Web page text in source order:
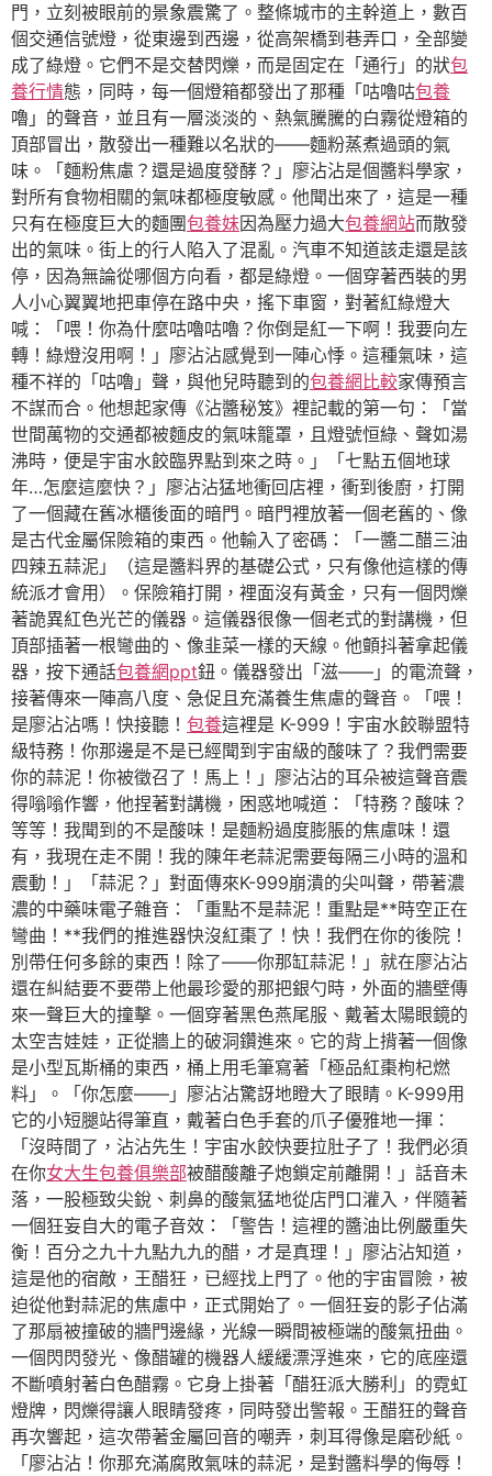
門，立刻被眼前的景象震驚了。整條城市的主幹道上，數百
個交通信號燈，從東邊到西邊，從高架橋到巷弄口，全部變
成了綠燈。它們不是交替閃爍，而是固定在「通行」的狀包
養行情態，同時，每一個燈箱都發出了那種「咕嚕咕包養
嚕」的聲音，並且有一層淡淡的、熱氣騰騰的白霧從燈箱的
頂部冒出，散發出一種難以名狀的——麵粉蒸煮過頭的氣
味。「麵粉焦慮？還是過度發酵？」廖沾沾是個醬料學家，
對所有食物相關的氣味都極度敏感。他聞出來了，這是一種
只有在極度巨大的麵團包養妹因為壓力過大包養網站而散發
出的氣味。街上的行人陷入了混亂。汽車不知道該走還是該
停，因為無論從哪個方向看，都是綠燈。一個穿著西裝的男
人小心翼翼地把車停在路中央，搖下車窗，對著紅綠燈大
喊：「喂！你為什麼咕嚕咕嚕？你倒是紅一下啊！我要向左
轉！綠燈沒用啊！」廖沾沾感覺到一陣心悸。這種氣味，這
種不祥的「咕嚕」聲，與他兒時聽到的包養網比較家傳預言
不謀而合。他想起家傳《沾醬秘笈》裡記載的第一句：「當
世間萬物的交通都被麵皮的氣味籠罩，且燈號恒綠、聲如湯
沸時，便是宇宙水餃臨界點到來之時。」「七點五個地球
年…怎麼這麼快？」廖沾沾猛地衝回店裡，衝到後廚，打開
了一個藏在舊冰櫃後面的暗門。暗門裡放著一個老舊的、像
是古代金屬保險箱的東西。他輸入了密碼：「一醬二醋三油
四辣五蒜泥」（這是醬料界的基礎公式，只有像他這樣的傳
統派才會用）。保險箱打開，裡面沒有黃金，只有一個閃爍
著詭異紅色光芒的儀器。這儀器很像一個老式的對講機，但
頂部插著一根彎曲的、像韭菜一樣的天線。他顫抖著拿起儀
器，按下通話包養網ppt鈕。儀器發出「滋——」的電流聲，
接著傳來一陣高八度、急促且充滿養生焦慮的聲音。「喂！
是廖沾沾嗎！快接聽！ 包養這裡是 K-999！宇宙水餃聯盟特
級特務！你那邊是不是已經聞到宇宙級的酸味了？我們需要
你的蒜泥！你被徵召了！馬上！」廖沾沾的耳朵被這聲音震
得嗡嗡作響，他捏著對講機，困惑地喊道：「特務？酸味？
等等！我聞到的不是酸味！是麵粉過度膨脹的焦慮味！還
有，我現在走不開！我的陳年老蒜泥需要每隔三小時的溫和
震動！」「蒜泥？」對面傳來K-999崩潰的尖叫聲，帶著濃
濃的中藥味電子雜音：「重點不是蒜泥！重點是**時空正在
彎曲！**我們的推進器快沒紅棗了！快！我們在你的後院！
別帶任何多餘的東西！除了——你那缸蒜泥！」就在廖沾沾
還在糾結要不要帶上他最珍愛的那把銀勺時，外面的牆壁傳
來一聲巨大的撞擊。一個穿著黑色燕尾服、戴著太陽眼鏡的
太空吉娃娃，正從牆上的破洞鑽進來。它的背上揹著一個像
是小型瓦斯桶的東西，桶上用毛筆寫著「極品紅棗枸杞燃
料」。「你怎麼——」廖沾沾驚訝地瞪大了眼睛。K-999用
它的小短腿站得筆直，戴著白色手套的爪子優雅地一揮：
「沒時間了，沾沾先生！宇宙水餃快要拉肚子了！我們必須
在你女大生包養俱樂部被醋酸離子炮鎖定前離開！」話音未
落，一股極致尖銳、刺鼻的酸氣猛地從店門口灌入，伴隨著
一個狂妄自大的電子音效：「警告！這裡的醬油比例嚴重失
衡！百分之九十九點九九的醋，才是真理！」廖沾沾知道，
這是他的宿敵，王醋狂，已經找上門了。他的宇宙冒險，被
迫從他對蒜泥的焦慮中，正式開始了。一個狂妄的影子佔滿
了那扇被撞破的牆門邊緣，光線一瞬間被極端的酸氣扭曲。
一個閃閃發光、像醋罐的機器人緩緩漂浮進來，它的底座還
不斷噴射著白色醋霧。它身上掛著「醋狂派大勝利」的霓虹
燈牌，閃爍得讓人眼睛發疼，同時發出警報。王醋狂的聲音
再次響起，這次帶著金屬回音的嘲弄，刺耳得像是磨砂紙。
「廖沾沾！你那充滿腐敗氣味的蒜泥，是對醬料學的侮辱！